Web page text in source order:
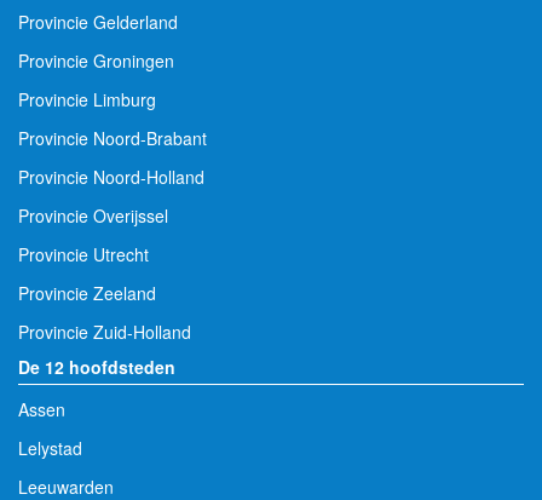
Provincie Gelderland
Provincie Groningen
Provincie Limburg
Provincie Noord-Brabant
Provincie Noord-Holland
Provincie Overijssel
Provincie Utrecht
Provincie Zeeland
Provincie Zuid-Holland
De 12 hoofdsteden
Assen
Lelystad
Leeuwarden